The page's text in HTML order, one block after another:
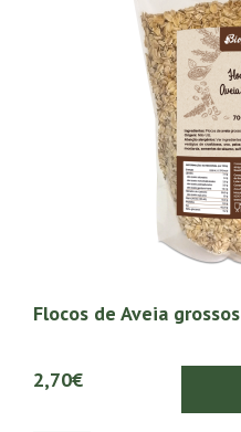
Flocos de Aveia grossos
2,70€